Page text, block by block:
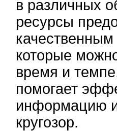
в различных
ресурсы
которые
время и
помогает
информацию
кругозор.